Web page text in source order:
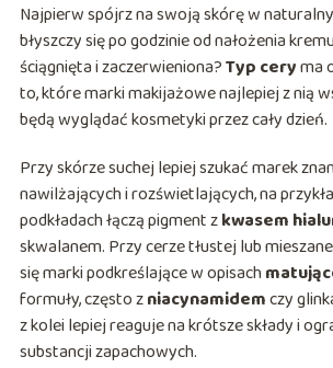
Najpierw spójrz na swoją skórę w
błyszczy się po godzinie od nałożenia
ściągnięta i zaczerwieniona?Typ ceryma
to, które marki makijażowe najlepiej z nią
będą wyglądać kosmetyki przez cały dzień.
Przy skórze suchej lepiej szukać marek
nawilżających i rozświetlających, na
podkładach łączą pigment zkwasem
skwalanem. Przy cerze tłustej lub
się marki podkreślające w opisach
formuły, często zniacynamidemczy
z kolei lepiej reaguje na krótsze składy i
substancji zapachowych.